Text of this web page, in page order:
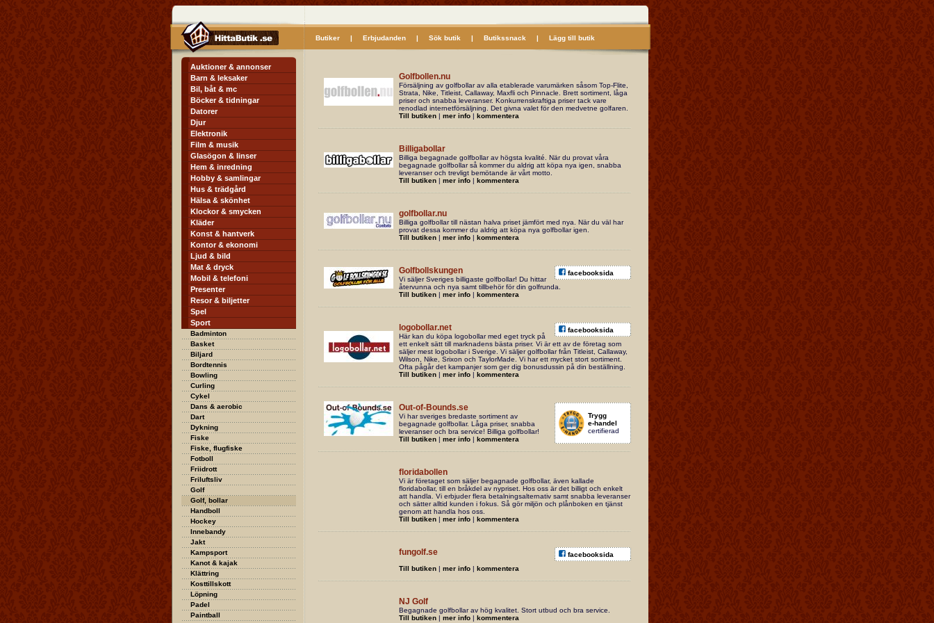
Butiker| Erbjudanden| Sök butik | Butikssnack | Lägg till butik
Auktioner & annonser
Barn & leksaker
Bil, båt & mc
Böcker & tidningar
Datorer
Djur
Elektronik
Film & musik
Glasögon & linser
Hem & inredning
Hobby & samlingar
Hus & trädgård
Hälsa & skönhet
Klockor & smycken
Kläder
Konst & hantverk
Kontor & ekonomi
Ljud & bild
Mat & dryck
Mobil & telefoni
Presenter
Resor & biljetter
Spel
Sport
Badminton
Basket
Biljard
Bordtennis
Bowling
Curling
Cykel
Dans & aerobic
Dart
Dykning
Fiske
Fiske, flugfiske
Fotboll
Friidrott
Friluftsliv
Golf
Golf, bollar
Handboll
Hockey
Innebandy
Jakt
Kampsport
Kanot & kajak
Klättring
Kosttillskott
Löpning
Padel
Paintball
Golfbollen.nu
Försäljning av golfbollar av alla etablerade varumärken såsom Top-Flite,
Strata, Nike, Titleist, Callaway, Maxfli och Pinnacle. Brett sortiment, låga
priser och snabba leveranser. Konkurrenskraftiga priser tack vare
renodlad internetförsäljning. Det givna valet för den medvetne golfaren.
Till butiken| mer info| kommentera
Billigabollar
Billiga begagnade golfbollar av högsta kvalité. När du provat våra
begagnade golfbollar så kommer du aldrig att köpa nya igen, snabba
leveranser och trevligt bemötande är vårt motto.
Till butiken| mer info| kommentera
golfbollar.nu
Billiga golfbollar till nästan halva priset jämfört med nya. När du väl har
provat dessa kommer du aldrig att köpa nya golfbollar igen.
Till butiken| mer info| kommentera
facebooksida
Golfbollskungen
Vi säljer Sveriges billigaste golfbollar! Du hittar
återvunna och nya samt tillbehör för din golfrunda.
Till butiken| mer info| kommentera
facebooksida
logobollar.net
Här kan du köpa logobollar med eget tryck på
ett enkelt sätt till marknadens bästa priser. Vi är ett av de företag som
säljer mest logobollar i Sverige. Vi säljer golfbollar från Titleist, Callaway,
Wilson, Nike, Srixon och TaylorMade. Vi har ett mycket stort sortiment.
Ofta pågår det kampanjer som ger dig bonusdussin på din beställning.
Till butiken| mer info| kommentera
Trygg
e-handel
certifierad
Out-of-Bounds.se
Vi har sveriges bredaste sortiment av
begagnade golfbollar. Låga priser, snabba
leveranser och bra service! Billiga golfbollar!
Till butiken| mer info| kommentera
floridabollen
Vi är företaget som säljer begagnade golfbollar, även kallade
floridabollar, till en bråkdel av nypriset. Hos oss är det billigt och enkelt
att handla. Vi erbjuder flera betalningsalternativ samt snabba leveranser
och sätter alltid kunden i fokus. Så gör miljön och plånboken en tjänst
genom att handla hos oss.
Till butiken| mer info| kommentera
facebooksida
fungolf.se
Till butiken| mer info| kommentera
NJ Golf
Begagnade golfbollar av hög kvalitet. Stort utbud och bra service.
Till butiken| mer info| kommentera